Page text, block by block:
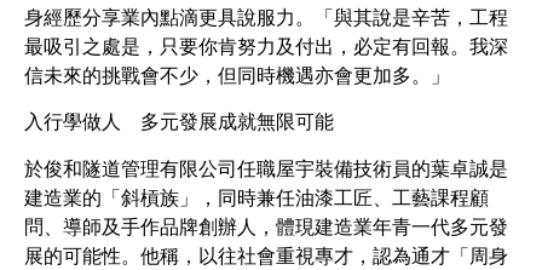
身經歷分享業內點滴更具說服力。「與其說是辛苦，工程
最吸引之處是，只要你肯努力及付出，必定有回報。我深
信未來的挑戰會不少，但同時機遇亦會更加多。」
入行學做人 多元發展成就無限可能
於俊和隧道管理有限公司任職屋宇裝備技術員的葉卓誠是
建造業的「斜槓族」，同時兼任油漆工匠、工藝課程顧
問、導師及手作品牌創辦人，體現建造業年青一代多元發
展的可能性。他稱，以往社會重視專才，認為通才「周身